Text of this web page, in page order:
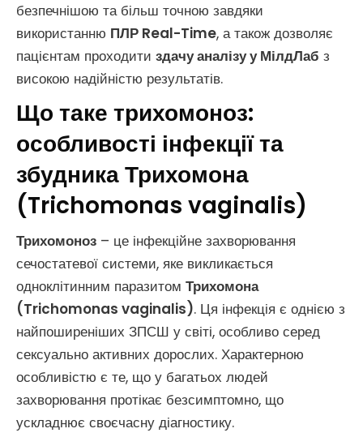
безпечнішою та більш точною завдяки
використанню ПЛР Real-Time, а також дозволяє
пацієнтам проходити здачу аналізу у МілдЛаб з
високою надійністю результатів.
Що таке трихомоноз:
особливості інфекції та
збудника Трихомона
(Trichomonas vaginalis)
Трихомоноз – це інфекційне захворювання
сечостатевої системи, яке викликається
одноклітинним паразитом Трихомона
(Trichomonas vaginalis). Ця інфекція є однією з
найпоширеніших ЗПСШ у світі, особливо серед
сексуально активних дорослих. Характерною
особливістю є те, що у багатьох людей
захворювання протікає безсимптомно, що
ускладнює своєчасну діагностику.